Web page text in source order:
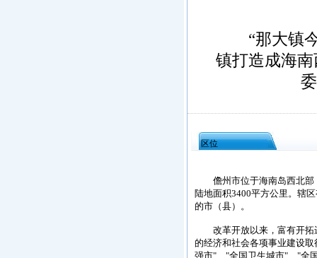
“那大镇今
镇打造成海
区位
儋州市位于海南岛西北部
陆地面积3400平方公里。辖
的市（县）。
改革开放以来，富有开拓
的经济和社会各项事业建设
强市"、"全国卫生城市"、"全